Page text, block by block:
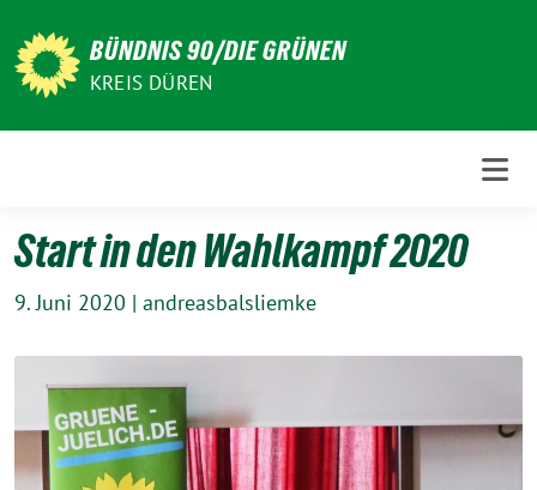
zum
Inhalt
BÜNDNIS 90/DIE GRÜNEN
KREIS DÜREN
Start in den Wahlkampf 2020
9. Juni 2020 | andreasbalsliemke